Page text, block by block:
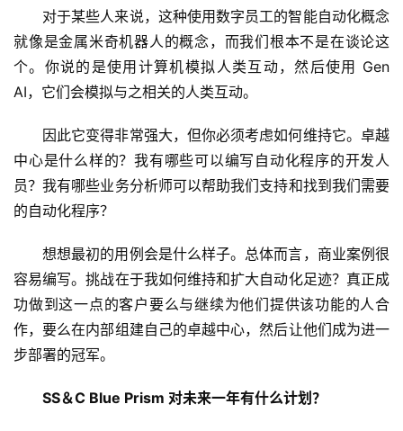
对于某些人来说，这种使用数字员工的智能自动化概念
就像是金属米奇机器人的概念，而我们根本不是在谈论这
个。你说的是使用计算机模拟人类互动，然后使用 Gen
AI，它们会模拟与之相关的人类互动。
因此它变得非常强大，但你必须考虑如何维持它。卓越
中心是什么样的？我有哪些可以编写自动化程序的开发人
员？我有哪些业务分析师可以帮助我们支持和找到我们需要
的自动化程序？
想想最初的用例会是什么样子。总体而言，商业案例很
容易编写。挑战在于我如何维持和扩大自动化足迹？真正成
功做到这一点的客户要么与继续为他们提供该功能的人合
作，要么在内部组建自己的卓越中心，然后让他们成为进一
步部署的冠军。
SS＆C Blue Prism 对未来一年有什么计划？